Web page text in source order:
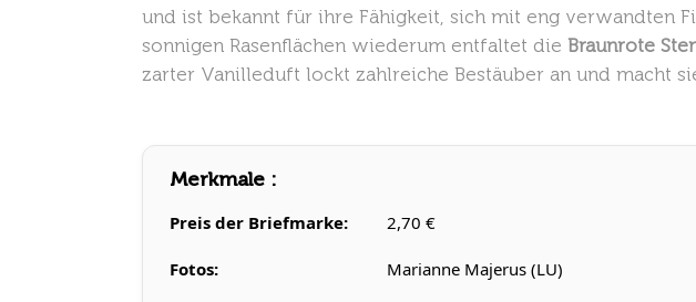
und ist bekannt für ihre Fähigkeit, sich mit eng verwandten
sonnigen Rasenflächen wiederum entfaltet die Braunrote
zarter Vanilleduft lockt zahlreiche Bestäuber an und macht
Merkmale :
Preis der Briefmarke: 2,70 €
Fotos: Marianne Majerus (LU)